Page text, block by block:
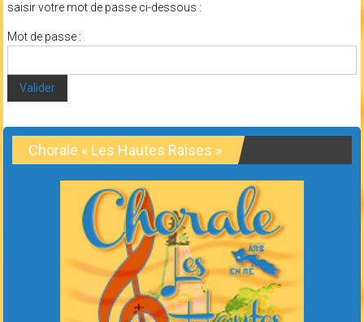
saisir votre mot de passe ci-dessous :
Mot de passe :
Chorale « Les Hautes Raises »